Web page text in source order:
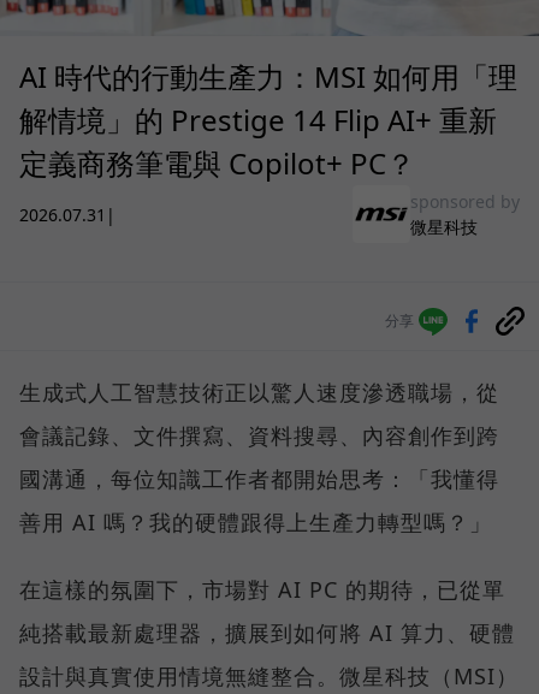
AI 時代的行動生產力：MSI 如何用「理
解情境」的 Prestige 14 Flip AI+ 重新
定義商務筆電與 Copilot+ PC？
2026.07.31 |
sponsored by
微星科技
分享
生成式人工智慧技術正以驚人速度滲透職場，從
會議記錄、文件撰寫、資料搜尋、內容創作到跨
國溝通，每位知識工作者都開始思考：「我懂得
善用 AI 嗎？我的硬體跟得上生產力轉型嗎？」
在這樣的氛圍下，市場對 AI PC 的期待，已從單
純搭載最新處理器，擴展到如何將 AI 算力、硬體
設計與真實使用情境無縫整合。微星科技（MSI）